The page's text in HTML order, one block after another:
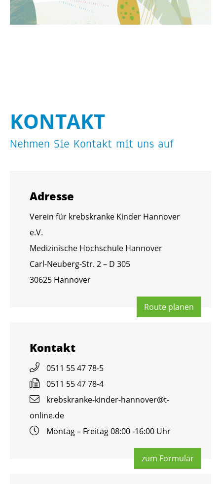
KON­TAKT
Neh­men Sie Kon­takt mit uns auf
Adres­se
Ver­ein für krebs­kran­ke Kin­der Han­no­ver
e.V.
Me­di­zi­ni­sche Hoch­schu­le Han­no­ver
Carl-Neu­berg-Str. 2 – D 305
30625 Han­no­ver
Route pla­nen
Kon­takt
0511 55 47 78-5
0511 55 47 78-4
krebs­kran­ke-kin­der-han­no­ver@​t-​
online.​de
Mon­tag – Frei­tag 08:00 -16:00 Uhr
zum For­mu­lar